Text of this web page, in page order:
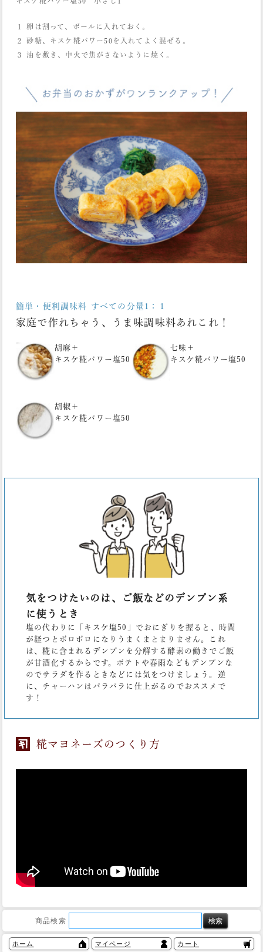
１ 卵は割って、ボールに入れておく。
２ 砂糖、キスケ糀パワー50を入れてよく混ぜる。
３ 油を敷き、中火で焦がさないように焼く。
簡単・便利調味料 すべての分量1：１
家庭で作れちゃう、うま味調味料あれこれ！
胡麻＋
キスケ糀パワー塩50
七味＋
キスケ糀パワー塩50
胡椒＋
キスケ糀パワー塩50
気をつけたいのは、ご飯などのデンプン系
に使うとき
塩の代わりに「キスケ塩50」でおにぎりを握ると、時間
が経つとボロボロになりうまくまとまりません。これ
は、糀に含まれるデンプンを分解する酵素の働きでご飯
が甘酒化するからです。ポテトや春雨などもデンプンな
のでサラダを作るときなどには気をつけましょう。逆
に、チャーハンはパラパラに仕上がるのでおススメで
す！
糀マヨネーズのつくり方
商品検索
ホーム マイページ カート